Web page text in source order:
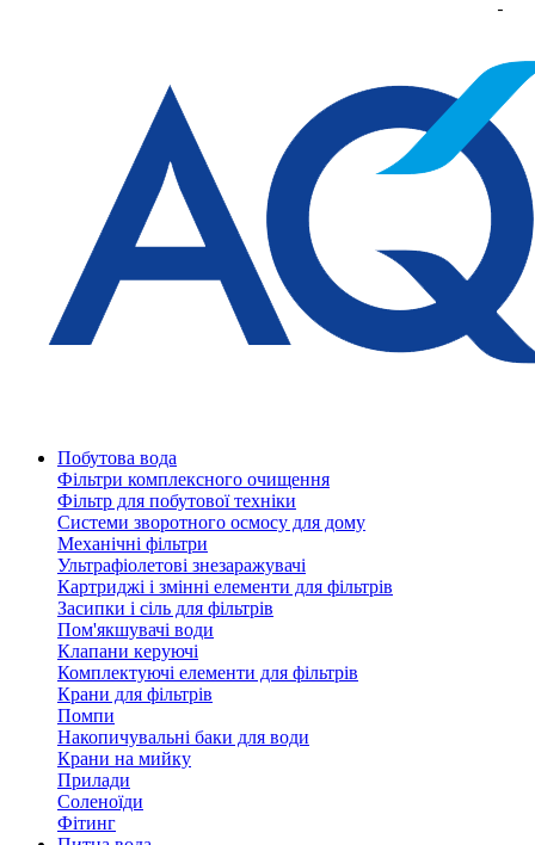
Побутова вода
Фільтри комплексного очищення
Фільтр для побутової техніки
Системи зворотного осмосу для дому
Механічні фільтри
Ультрафіолетові знезаражувачі
Картриджі і змінні елементи для фільтрів
Засипки і сіль для фільтрів
Пом'якшувачі води
Клапани керуючі
Комплектуючі елементи для фільтрів
Крани для фільтрів
Помпи
Накопичувальні баки для води
Крани на мийку
Прилади
Соленоїди
Фітинг